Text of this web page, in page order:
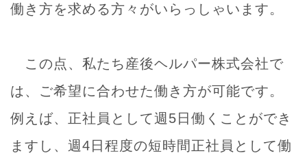
働き方を求める方々がいらっしゃいます。
この点、私たち産後ヘルパー株式会社で
は、ご希望に合わせた働き方が可能です。
例えば、正社員として週5日働くことができ
ますし、週4日程度の短時間正社員として働